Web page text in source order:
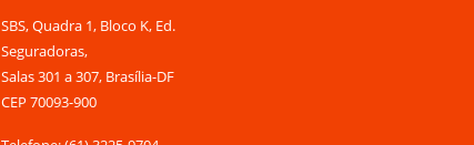
SBS, Quadra 1, Bloco K, Ed.
Seguradoras,
Salas 301 a 307, Brasília-DF
CEP 70093-900